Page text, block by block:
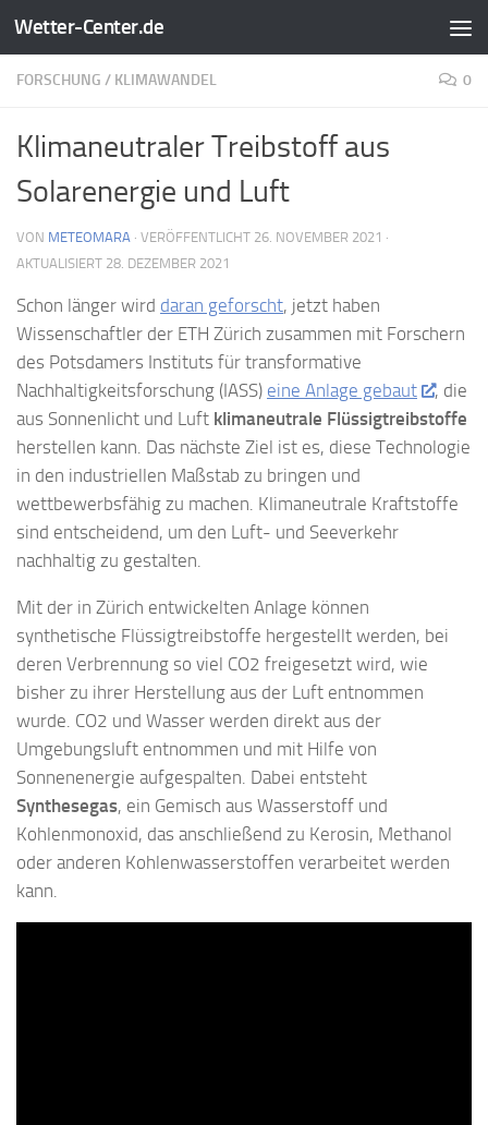
Zum Inhalt springen
Wetter-Center.de
FORSCHUNG / KLIMAWANDEL 0
Klimaneutraler Treibstoff aus
Solarenergie und Luft
VON METEOMARA · VERÖFFENTLICHT 26. NOVEMBER 2021 ·
AKTUALISIERT 28. DEZEMBER 2021
Schon länger wird daran geforscht, jetzt haben
Wissenschaftler der ETH Zürich zusammen mit Forschern
des Potsdamers Instituts für transformative
Nachhaltigkeitsforschung (IASS) eine Anlage gebaut
, die
aus Sonnenlicht und Luft klimaneutrale Flüssigtreibstoffe
herstellen kann. Das nächste Ziel ist es, diese Technologie
in den industriellen Maßstab zu bringen und
wettbewerbsfähig zu machen. Klimaneutrale Kraftstoffe
sind entscheidend, um den Luft- und Seeverkehr
nachhaltig zu gestalten.
Mit der in Zürich entwickelten Anlage können
synthetische Flüssigtreibstoffe hergestellt werden, bei
deren Verbrennung so viel CO2 freigesetzt wird, wie
bisher zu ihrer Herstellung aus der Luft entnommen
wurde. CO2 und Wasser werden direkt aus der
Umgebungsluft entnommen und mit Hilfe von
Sonnenenergie aufgespalten. Dabei entsteht
Synthesegas, ein Gemisch aus Wasserstoff und
Kohlenmonoxid, das anschließend zu Kerosin, Methanol
oder anderen Kohlenwasserstoffen verarbeitet werden
kann.